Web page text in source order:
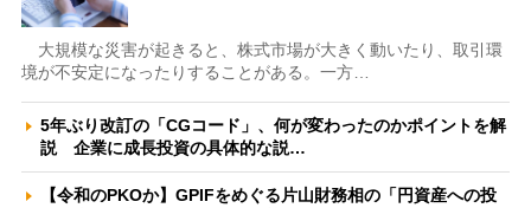
大規模な災害が起きると、株式市場が大きく動いたり、取引環
境が不安定になったりすることがある。一方…
5年ぶり改訂の「CGコード」、何が変わったのかポイントを解
説 企業に成長投資の具体的な説…
【令和のPKOか】GPIFをめぐる片山財務相の「円資産への投